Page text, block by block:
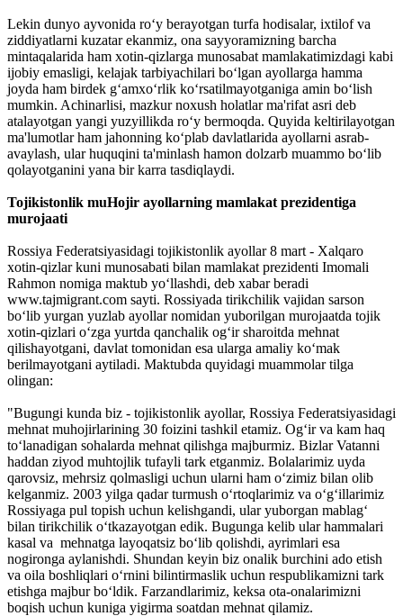
Lekin dunyo ayvonida ro‘y berayotgan turfa hodisalar, ixtilof va
ziddiyatlarni kuzatar ekanmiz, ona sayyoramizning barcha
mintaqalarida ham xotin-qizlarga munosabat mamlakatimizdagi kabi
ijobiy emasligi, kelajak tarbiyachilari bo‘lgan ayollarga hamma
joyda ham birdek g‘amxo‘rlik ko‘rsatilmayotganiga amin bo‘lish
mumkin. Achinarlisi, mazkur noxush holatlar ma'rifat asri deb
atalayotgan yangi yuzyillikda ro‘y bermoqda. Quyida keltirilayotgan
ma'lumotlar ham jahonning ko‘plab davlatlarida ayollarni asrab-
avaylash, ular huquqini ta'minlash hamon dolzarb muammo bo‘lib
qolayotganini yana bir karra tasdiqlaydi.
Tojikistonlik muHojir ayollarning mamlakat prezidentiga
murojaati
Rossiya Federatsiyasidagi tojikis­tonlik ayollar 8 mart - Xalqaro
xotin-qizlar kuni munosabati bilan mamlakat prezidenti Imomali
Rahmon nomiga maktub yo‘llashdi, deb xabar beradi
www.tajmigrant.com sayti. Rossiyada tirikchilik vajidan sarson
bo‘lib yurgan yuzlab ayollar nomidan yuborilgan murojaatda tojik
xotin-qizlari o‘zga yurtda qanchalik og‘ir sharoitda mehnat
qilishayotgani, davlat tomonidan esa ularga amaliy ko‘mak
berilmayotgani aytiladi. Maktubda quyidagi muammolar tilga
olingan:
"Bugungi kunda biz - tojikistonlik ayollar, Rossiya Federatsiyasidagi
mehnat muhojirlarining 30 foizini tashkil etamiz. Og‘ir va kam haq
to‘lanadigan sohalarda mehnat qilishga majburmiz. Bizlar Vatanni
haddan ziyod muhtojlik tufayli tark etganmiz. Bolalarimiz uyda
qarovsiz, mehrsiz qolmasligi uchun ularni ham o‘zimiz bilan olib
kelganmiz. 2003 yilga qadar turmush o‘rtoqlarimiz va o‘g‘illarimiz
Rossiyaga pul topish uchun kelishgandi, ular yuborgan mablag‘
bilan tirikchilik o‘tkazayotgan edik. Bugunga kelib ular hammalari
kasal va mehnatga layoqatsiz bo‘lib qolishdi, ayrimlari esa
nogironga aylanishdi. Shundan keyin biz onalik burchini ado etish
va oila boshliqlari o‘rnini bilintirmaslik uchun respublikamizni tark
etishga majbur bo‘ldik. Farzandlarimiz, keksa ota-onalarimizni
boqish uchun kuniga yigirma soatdan mehnat qilamiz.